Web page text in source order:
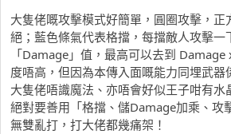
大隻佬嘅攻擊模式好簡單，圓圈攻擊，正
絕；藍色條氣代表格擋，每擋敵人攻擊一
「Damage」值，最高可以去到
度唔高，但因為本傳入面嘅能力同埋武器
大隻佬唔識魔法、亦唔會好似王子咁有
絕對要善用「格擋、儲Damage加乘、攻
無雙亂打，打大佬都幾痛架！